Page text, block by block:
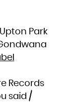
Park
Records
said /